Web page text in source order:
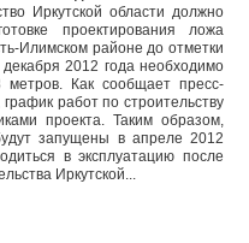
Иркутской области должно
проектирования ложа
Илимском районе до отметки
2012 года необходимо
метров. Как сообщает пресс-
работ по строительству
проекта. Таким образом,
запущены в апреле 2012
в эксплуатацию после
Иркутской...